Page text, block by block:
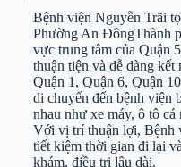
Bệnh viện Nguyễn Trãi
Phường An ĐôngThành
vực trung tâm của Quận
thuận tiện và dễ dàng
Quận 1, Quận 6, Quận
di chuyển đến bệnh viện
nhau như xe máy, ô tô
Với vị trí thuận lợi, Bệnh
tiết kiệm thời gian đi lại
khám, điều trị lâu dài.